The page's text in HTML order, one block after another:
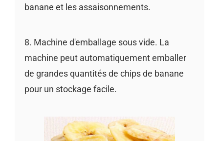
banane et les assaisonnements.
8. Machine d'emballage sous vide. La
machine peut automatiquement emballer
de grandes quantités de chips de banane
pour un stockage facile.